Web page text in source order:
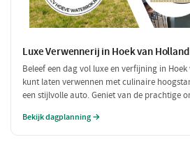
Luxe Verwennerij in Hoek van Holland
Beleef een dag vol luxe en verfijning in
kunt laten verwennen met culinaire
een stijlvolle auto. Geniet van de prachtige
in een prachtige oldtimer. Een perfect dagje
Bekijk dagplanning →